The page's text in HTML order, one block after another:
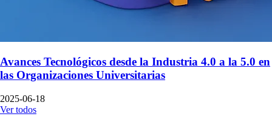
Avances Tecnológicos desde la Industria 4.0 a la 5.0 en
las Organizaciones Universitarias
2025-06-18
Ver todos